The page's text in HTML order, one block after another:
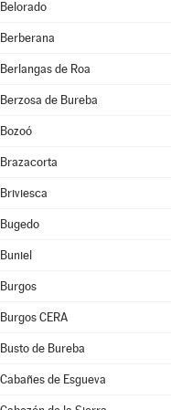
Belorado
Berberana
Berlangas de Roa
Berzosa de Bureba
Bozoó
Brazacorta
Briviesca
Bugedo
Buniel
Burgos
Burgos CERA
Busto de Bureba
Cabañes de Esgueva